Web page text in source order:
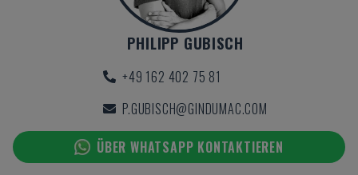
PHILIPP GUBISCH
+49 162 402 75 81
P.GUBISCH@GINDUMAC.COM
ÜBER WHATSAPP KONTAKTIEREN